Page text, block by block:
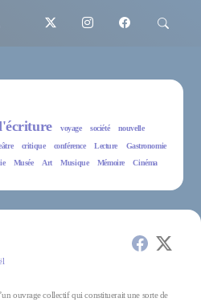
voyage société
nouvelle
critique conférence Lecture
Gastronomie
Musée Art Musique Mémoire Cinéma
ouvrage collectif qui constituerait une sorte de